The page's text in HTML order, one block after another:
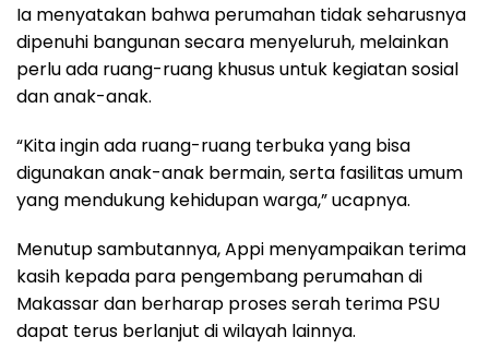
Ia menyatakan bahwa perumahan tidak seharusnya
dipenuhi bangunan secara menyeluruh, melainkan
perlu ada ruang-ruang khusus untuk kegiatan sosial
dan anak-anak.
“Kita ingin ada ruang-ruang terbuka yang bisa
digunakan anak-anak bermain, serta fasilitas umum
yang mendukung kehidupan warga,” ucapnya.
Menutup sambutannya, Appi menyampaikan terima
kasih kepada para pengembang perumahan di
Makassar dan berharap proses serah terima PSU
dapat terus berlanjut di wilayah lainnya.